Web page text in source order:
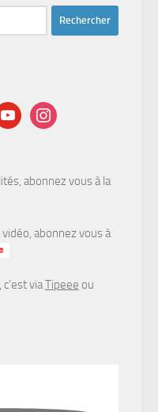
instagram
abonnez vous à la
abonnez vous à
viaTipeee ou